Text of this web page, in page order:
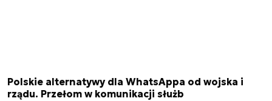
Polskie alternatywy dla WhatsAppa od wojska i
rządu. Przełom w komunikacji służb